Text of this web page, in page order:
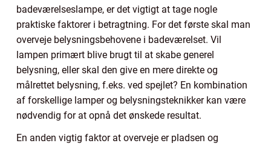
badeværelseslampe, er det vigtigt at tage nogle
praktiske faktorer i betragtning. For det første skal man
overveje belysningsbehovene i badeværelset. Vil
lampen primært blive brugt til at skabe generel
belysning, eller skal den give en mere direkte og
målrettet belysning, f.eks. ved spejlet? En kombination
af forskellige lamper og belysningsteknikker kan være
nødvendig for at opnå det ønskede resultat.
En anden vigtig faktor at overveje er pladsen og